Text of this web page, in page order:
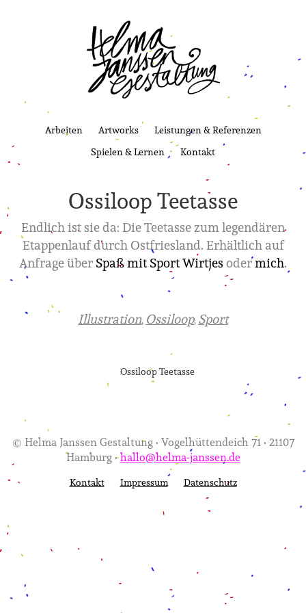
Arbeiten Artworks
Leistungen & Referenzen
Spielen & Lernen
Kontakt
Ossiloop Teetasse
Endlich ist sie da: Die Teetasse zum legendären
Etappenlauf durch Ostfriesland. Erhältlich auf
Anfrage über Spaß mit Sport Wirtjes odermich.
Illustration, Ossiloop, Sport
Ossiloop Teetasse
© Helma Janssen Gestaltung • Vogelhüttendeich 71 • 21107
Hamburg •hallo@helma-janssen.de
Kontakt Impressum Datenschutz